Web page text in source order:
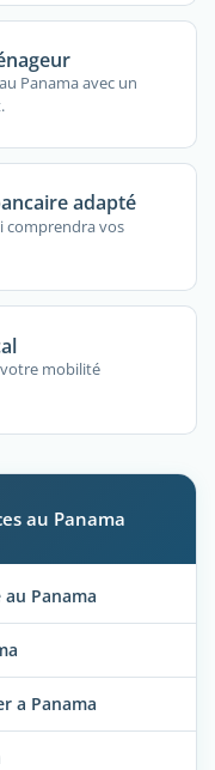
Panama avec un
adapté
comprendra vos
mobilité
au Panama
Panama
a Panama